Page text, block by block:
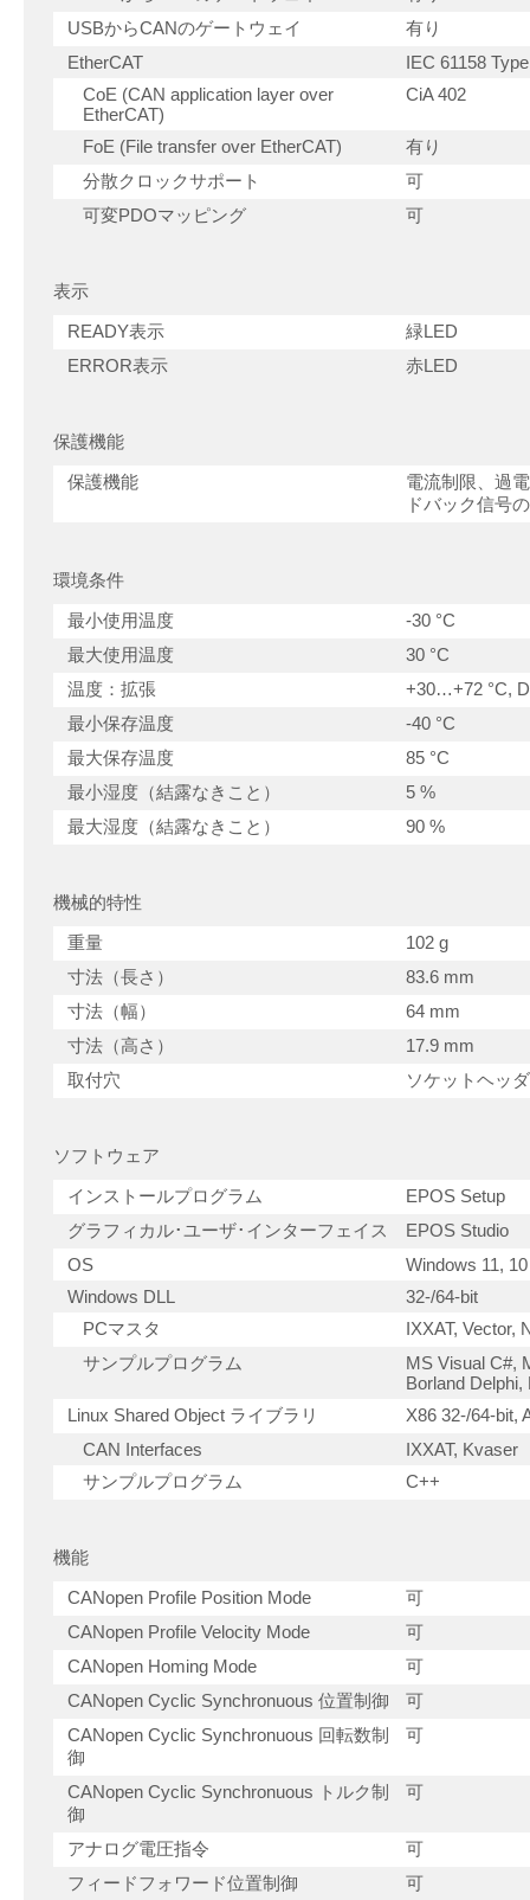
USBからCANのゲートウェイ
有り
EtherCAT
IEC 61158
CoE (CAN application layer over
EtherCAT)
CiA 402
FoE (File transfer over EtherCAT)
有り
分散クロックサポート
可
可変PDOマッピング
可
表示
READY表示
緑LED
ERROR表示
赤LED
保護機能
保護機能
電流制限、過
ドバック信号
環境条件
最小使用温度
-30 °C
最大使用温度
30 °C
温度：拡張
+30…+72 °C,
最小保存温度
-40 °C
最大保存温度
85 °C
最小湿度（結露なきこと）
5 %
最大湿度（結露なきこと）
90 %
機械的特性
重量
102 g
寸法（長さ）
83.6 mm
寸法（幅）
64 mm
寸法（高さ）
17.9 mm
取付穴
ソケットヘッ
ソフトウェア
インストールプログラム
EPOS Setup
グラフィカル･ユーザ･インターフェイス
EPOS Studio
OS
Windows 11, 10
Windows DLL
32-/64-bit
PCマスタ
IXXAT, Vector,
サンプルプログラム
MS Visual C#,
Borland
Linux Shared Object ライブラリ
X86 32-/64-bit,
CAN Interfaces
IXXAT, Kvaser
サンプルプログラム
C++
機能
CANopen Profile Position Mode
可
CANopen Profile Velocity Mode
可
CANopen Homing Mode
可
CANopen Cyclic Synchronuous 位置制御
可
CANopen Cyclic Synchronuous 回転数制
御
可
CANopen Cyclic Synchronuous トルク制
御
可
アナログ電圧指令
可
フィードフォワード位置制御
可